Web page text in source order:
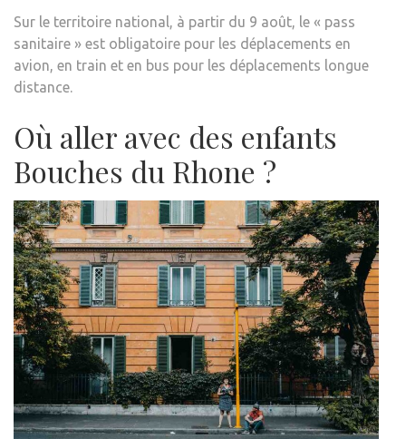
Sur le territoire national, à partir du 9 août, le « pass
sanitaire » est obligatoire pour les déplacements en
avion, en train et en bus pour les déplacements longue
distance.
Où aller avec des enfants
Bouches du Rhone ?